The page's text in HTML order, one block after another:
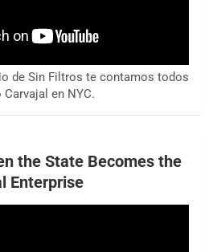
de Sin Filtros te contamos todos
en NYC.
the State Becomes the
Enterprise